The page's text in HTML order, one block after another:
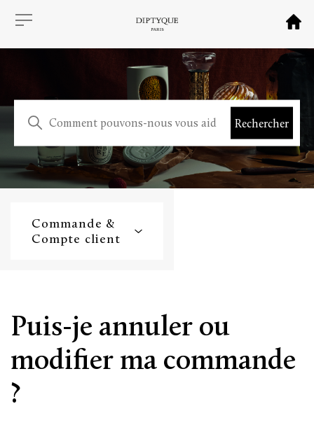
Commande &
Compte client
Puis-je annuler ou
modifier ma commande
?